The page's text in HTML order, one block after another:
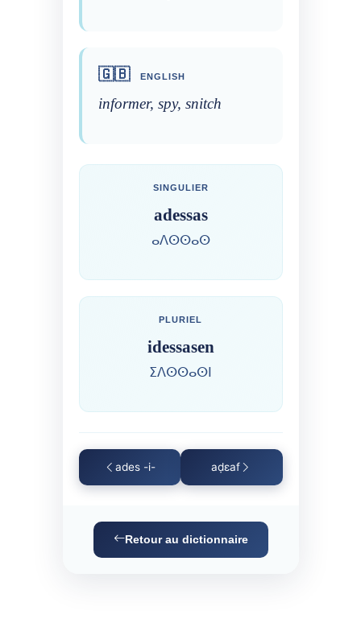
🇬🇧 ENGLISH
informer, spy, snitch
SINGULIER
adessas
ⴰⴷⵙⵙⴰⵙ
PLURIEL
idessasen
ⵉⴷⵙⵙⴰⵙⵏ
ades -i- aḍɛaf
Retour au dictionnaire